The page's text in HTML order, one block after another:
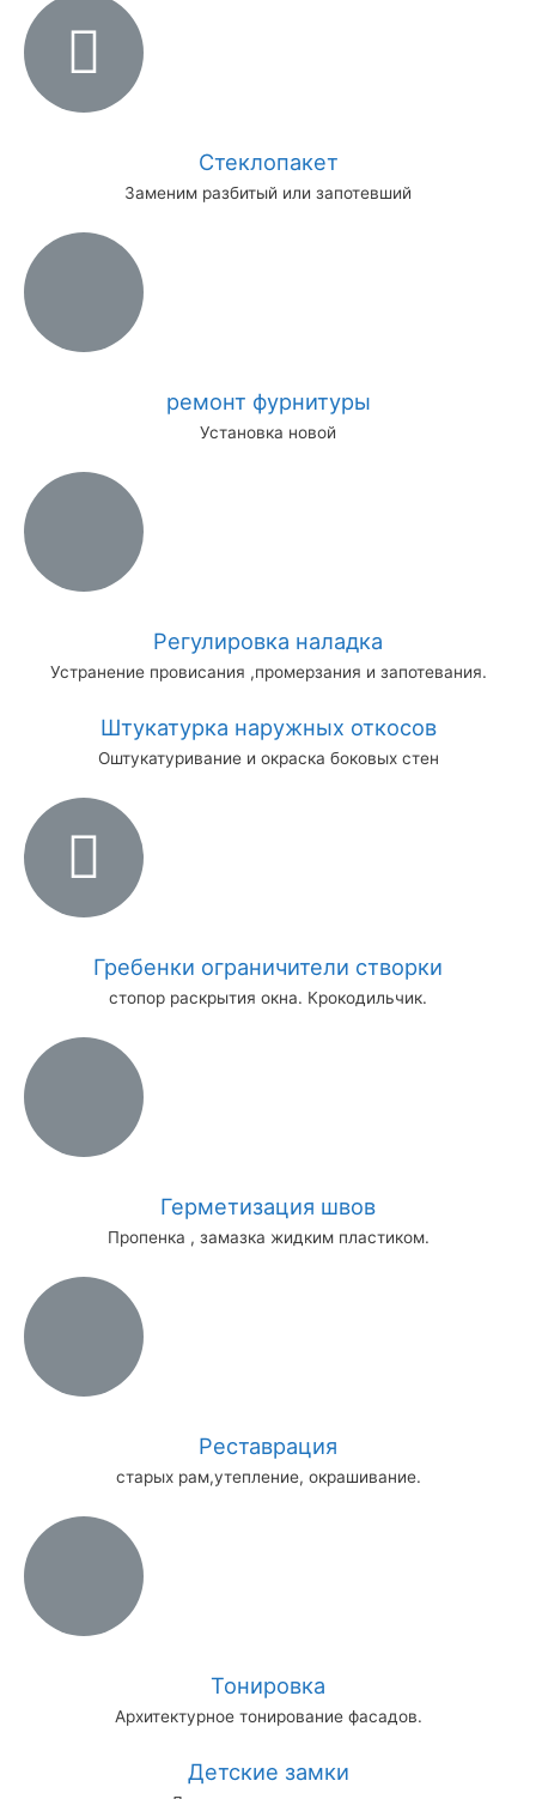
Стеклопакет
Заменим разбитый или запотевший
ремонт фурнитуры
Установка новой
Регулировка наладка
Устранение провисания ,промерзания и запотевания.
Штукатурка наружных откосов
Оштукатуривание и окраска боковых стен
Гребенки ограничители створки
стопор раскрытия окна. Крокодильчик.
Герметизация швов
Пропенка , замазка жидким пластиком.
Реставрация
старых рам,утепление, окрашивание.
Тонировка
Архитектурное тонирование фасадов.
Детские замки